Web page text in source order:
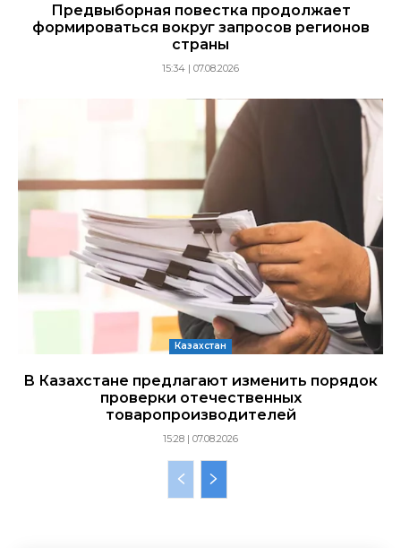
Предвыборная повестка продолжает
формироваться вокруг запросов регионов
страны
15:34 | 07.08.2026
Казахстан
В Казахстане предлагают изменить порядок
проверки отечественных
товаропроизводителей
15:28 | 07.08.2026